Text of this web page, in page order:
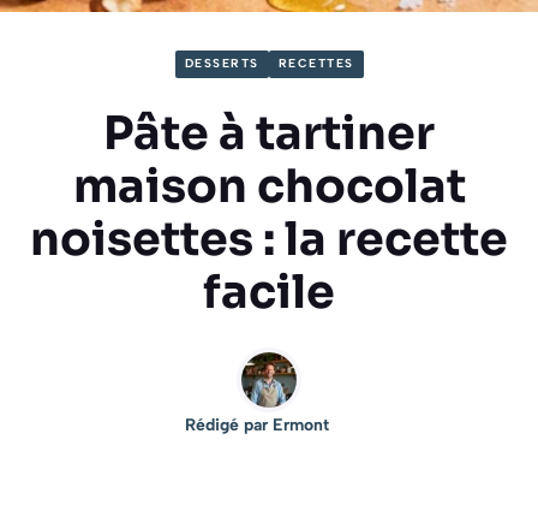
DESSERTS RECETTES
Pâte à tartiner
maison chocolat
noisettes : la recette
facile
Rédigé par Ermont